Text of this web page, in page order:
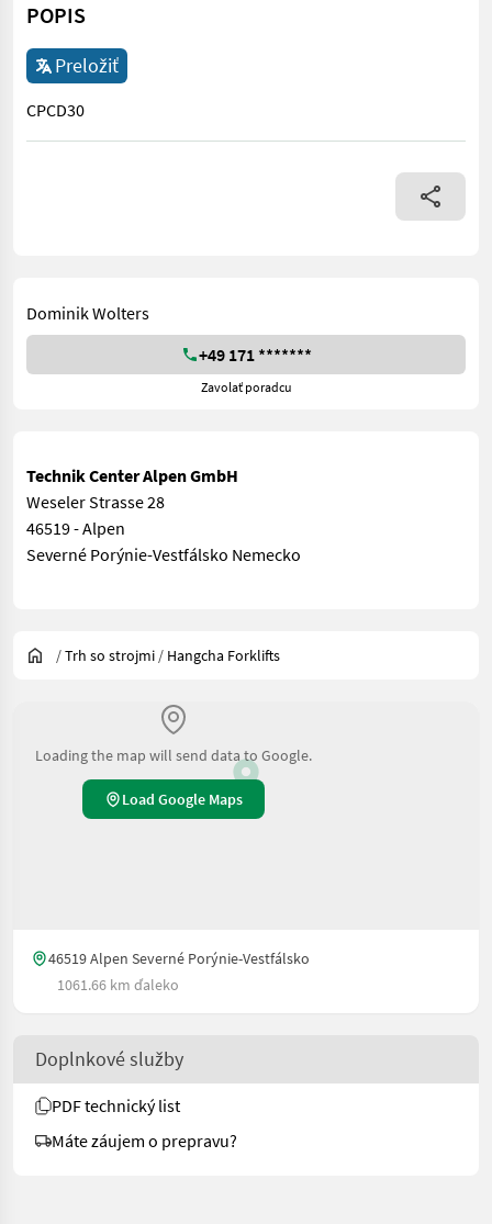
POPIS
Preložiť
CPCD30
CPCD30
Dominik Wolters
+49 171 *******
Zavolať poradcu
Technik Center Alpen GmbH
Weseler Strasse 28
46519 - Alpen
Severné Porýnie-Vestfálsko Nemecko
/Trh so strojmi / Hangcha Forklifts
Loading the map will send data to Google.
Load Google Maps
46519 Alpen Severné Porýnie-Vestfálsko
1061.66 km ďaleko
Doplnkové služby
PDF technický list
Máte záujem o prepravu?